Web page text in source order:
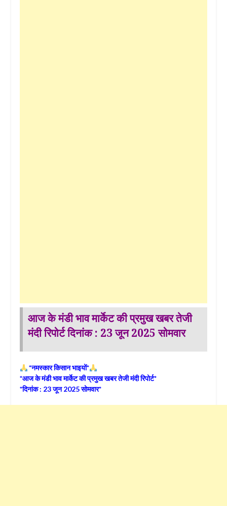
आज के मंडी भाव मार्केट की प्रमुख खबर तेजी
मंदी रिपोर्ट दिनांक : 23 जून 2025 सोमवार
*नमस्कार किसान भाइयों*
*आज के मंडी भाव मार्केट की प्रमुख खबर तेजी मंदी रिपोर्ट*
*दिनांक : 23 जून 2025 सोमवार*